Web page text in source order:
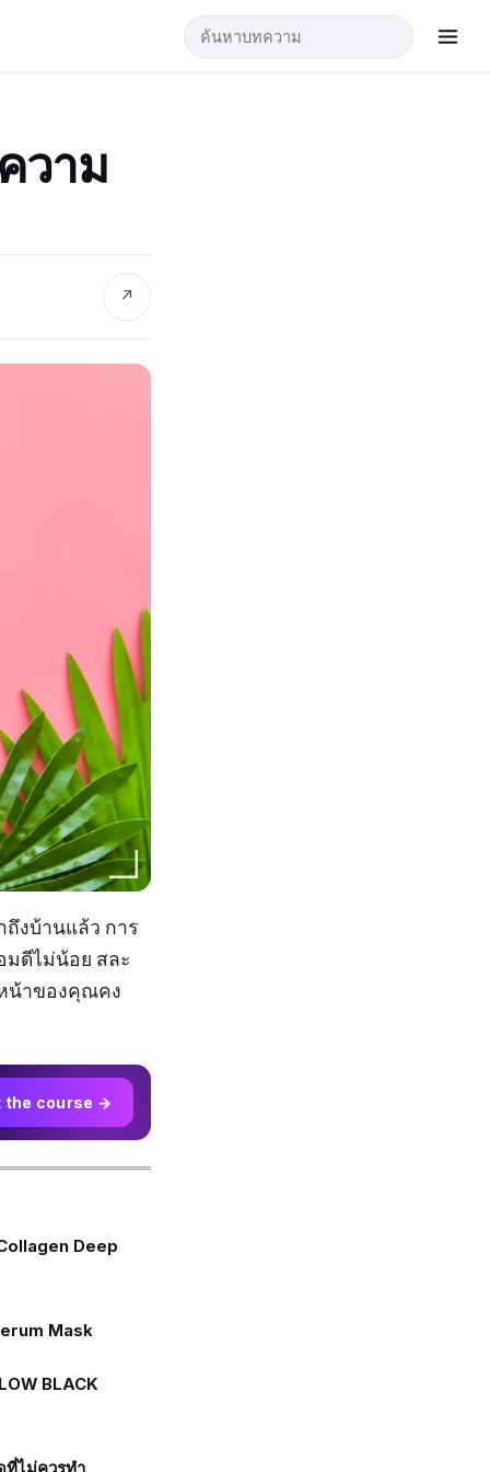
วาม
↗
งบ้านแล้ว การ
ดีไม่น้อย สละ
หน้าของคุณคง
the course →
Deep
Mask
BLACK
ที่ไม่ควรทำ